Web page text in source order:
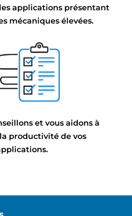
applications présentant
mécaniques élevées.
et vous aidons à
productivité de vos